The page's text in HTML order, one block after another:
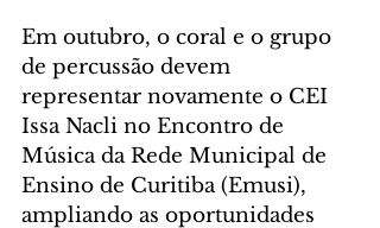
Em outubro, o coral e o grupo
de percussão devem
representar novamente o CEI
Issa Nacli no Encontro de
Música da Rede Municipal de
Ensino de Curitiba (Emusi),
ampliando as oportunidades